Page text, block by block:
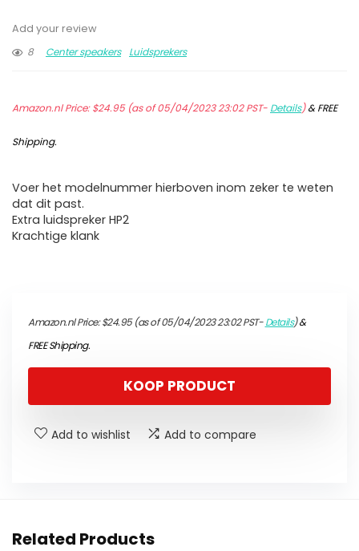
Add your review
8
Center speakers Luidsprekers
Amazon.nl Price:$24.95(as of 05/04/2023 23:02 PST- Details)&FREE
Shipping.
Voer het modelnummer hierboven inom zeker te weten
dat dit past.
Extra luidspreker HP2
Krachtige klank
Amazon.nl Price:$24.95(as of 05/04/2023 23:02 PST-Details)&
FREE Shipping.
KOOP PRODUCT
Add to wishlist Add to compare
Related Products